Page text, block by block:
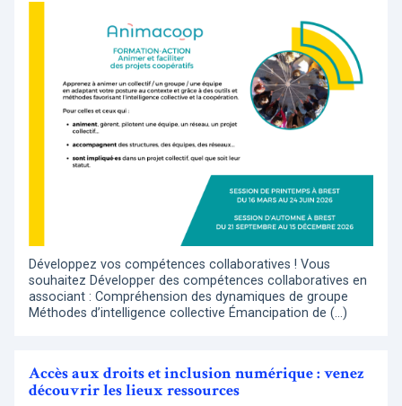
Développez vos compétences collaboratives ! Vous
souhaitez Développer des compétences collaboratives en
associant : Compréhension des dynamiques de groupe
Méthodes d’intelligence collective Émancipation de (…)
Accès aux droits et inclusion numérique : venez
découvrir les lieux ressources